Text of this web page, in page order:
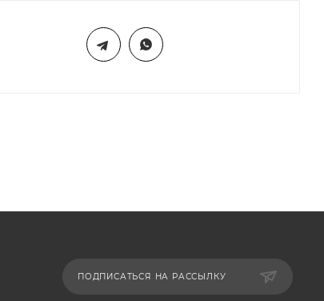
ПОДПИСАТЬСЯ НА РАССЫЛКУ